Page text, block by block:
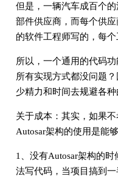
但是，一辆汽车成百个
部件供应商，而每个供
的软件工程师写的，每个
所以，一个通用的代码
所有实现方式都没问题
少精力和时间去规避各种
关于成本：其实，如果
Autosar架构的使用是能
1、没有Autosar架构的
法写代码，当项目搞到